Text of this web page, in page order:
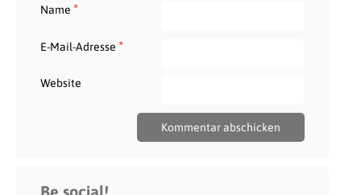
Name *
E-Mail-Adresse *
Website